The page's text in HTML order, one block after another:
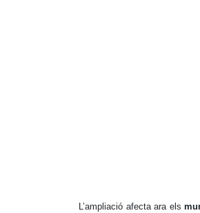
L’ampliació afecta ara els